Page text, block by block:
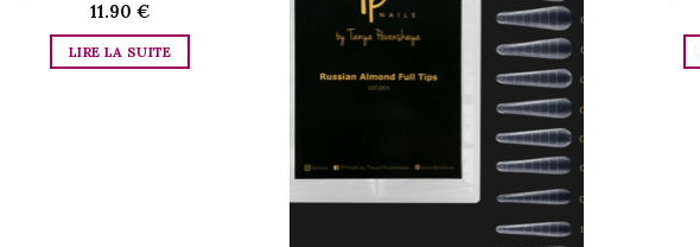
11.90 €
LIRE LA SUITE
Add to
wishlist